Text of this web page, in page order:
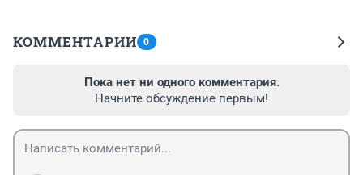
КОММЕНТАРИИ 0
Пока нет ни одного комментария.
Начните обсуждение первым!